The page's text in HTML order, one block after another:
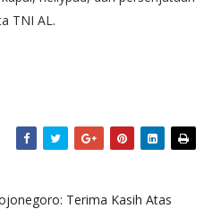
TNI AL.
Terima Kasih Atas